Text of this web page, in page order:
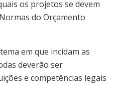
os projetos se devem
do Orçamento
em que incidam as
deverão ser
e competências legais